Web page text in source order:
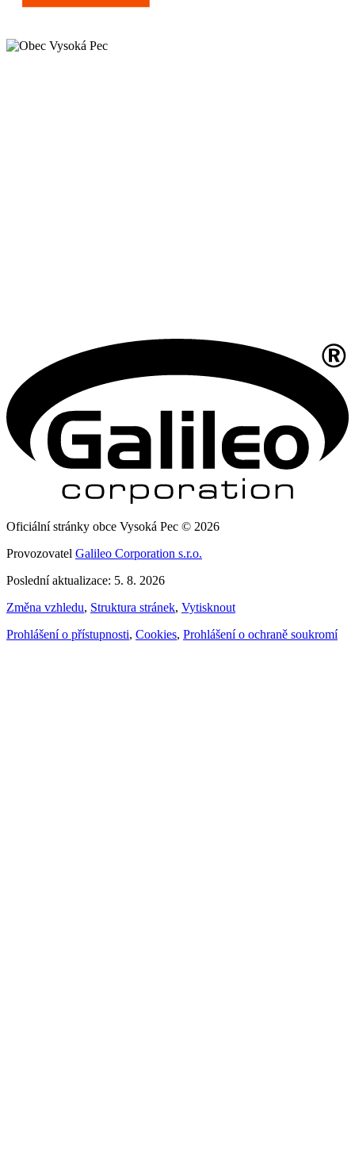
Oficiální stránky obce Vysoká Pec © 2026
Provozovatel Galileo Corporation s.r.o.
Poslední aktualizace: 5. 8. 2026
Změna vzhledu, Struktura stránek, Vytisknout
Prohlášení o přístupnosti, Cookies, Prohlášení o ochraně soukromí